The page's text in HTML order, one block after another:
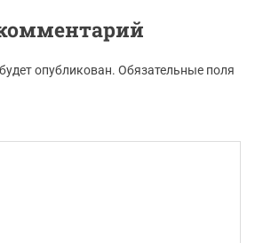
опубликован. Обязательные поля